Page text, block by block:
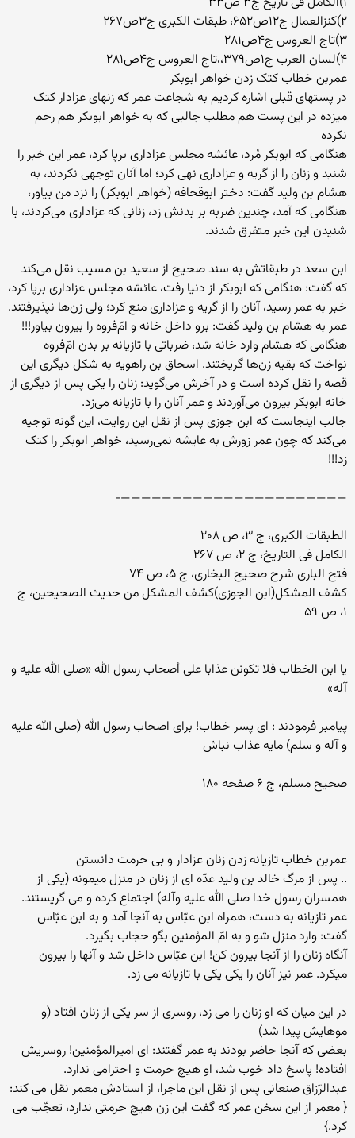
۲)کنزالعمال ج۱۲ص۶۵۲، طبقات الکبری ج۳ص۲۶۷
۳)تاج العروس ج۴ص۲۸۱
۴)لسان العرب ج۱ص۳۷۹،،تاج العروس ج۴ص۲۸۱
عمربن خطاب کتک زدن خواهر ابوبکر
در پستهای قبلی اشاره کردیم به شجاعت عمر که زنهای عزادار کتک
میزده در این پست هم مطلب جالبی که به خواهر ابوبکر هم رحم
نکرده
هنگامى که ابوبکر مُرد، عائشه مجلس عزادارى برپا کرد، عمر این خبر را
شنید و زنان را از گریه و عزادارى نهى کرد؛ اما آنان توجهى نکردند، به
هشام بن ولید گفت: دختر ابوقحافه (خواهر ابوبکر) را نزد من بیاور،
هنگامى که آمد، چندین ضربه بر بدنش زد، زنانى که عزادارى مى‌کردند، با
شنیدن این خبر متفرق شدند.
ابن سعد در طبقاتش به سند صحیح از سعید بن مسیب نقل مى‌کند
که گفت: هنگامى که ابوبکر از دنیا رفت، عائشه مجلس عزادارى برپا کرد،
خبر به عمر رسید، آنان را از گریه و عزادارى منع کرد؛ ولى زن‌ها نپذیرفتند.
عمر به هشام بن ولید گفت: برو داخل خانه و امّ‌فروه را بیرون بیاور!!!
هنگامى که هشام وارد خانه شد، ضرباتى با تازیانه بر بدن امّ‌فروه
نواخت که بقیه زن‌ها گریختند. اسحاق بن راهویه به شکل دیگرى این
قصه را نقل کرده است و در آخرش مى‌گوید: زنان را یکى پس از دیگرى از
خانه ابوبکر بیرون مى‌آوردند و عمر آنان را با تازیانه مى‌زد.
جالب اینجاست که ابن جوزى پس از نقل این روایت، این گونه توجیه
مى‌کند که چون عمر زورش به عایشه نمى‌رسید، خواهر ابوبکر را کتک
زد!!!
——————————————————————-
الطبقات الکبرى، ج ۳، ص ۲۰۸
الکامل فی التاریخ، ج ۲، ص ۲۶۷
فتح الباری شرح صحیح البخاری، ج ۵، ص ۷۴
کشف المشکل(ابن الجوزی)کشف المشکل من حدیث الصحیحین، ج
۱، ص ۵۹
یا ابن الخطاب فلا تکونن عذابا على أصحاب رسول الله «صلى الله علیه و
آله»
پیامبر فرمودند : ای پسر خطاب! برای اصحاب رسول الله (صلی الله علیه
و آله و سلم) مایه عذاب نباش
صحیح مسلم، ج ۶ صفحه ۱۸۰
عمربن خطاب تازیانه زدن زنان عزادار و بی حرمت دانستن
.. پس از مرگ خالد بن ولید عدّه اى از زنان در منزل میمونه (یکى از
همسران رسول خدا صلى الله علیه وآله) اجتماع کرده و مى گریستند.
عمر تازیانه به دست، همراه ابن عبّاس به آنجا آمد و به ابن عبّاس
گفت: وارد منزل شو و به امّ المؤمنین بگو حجاب بگیرد.
آنگاه زنان را از آنجا بیرون کن! ابن عبّاس داخل شد و آنها را بیرون
میکرد. عمر نیز آنان را یکی یکی با تازیانه مى زد.
در این میان که او زنان را مى زد، روسرى از سر یکى از زنان افتاد (و
موهایش پیدا شد)
بعضى که آنجا حاضر بودند به عمر گفتند: اى امیرالمؤمنین! روسریش
افتاده! پاسخ داد خوب شد، او هیچ حرمت و احترامى ندارد.
عبدالرّزاق صنعانى پس از نقل این ماجرا، از استادش معمر نقل مى کند:
{ معمر از این سخن عمر که گفت این زن هیچ حرمتی ندارد، تعجّب مى
کرد.}